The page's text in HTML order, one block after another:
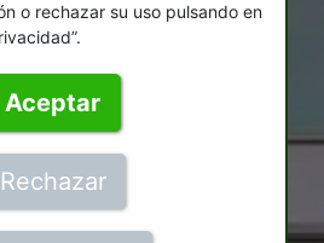
o rechazar su uso pulsando en
Aceptar
Rechazar